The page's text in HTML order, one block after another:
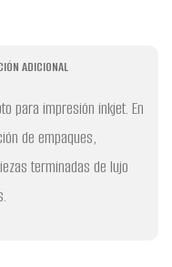
ADICIONAL
para impresión inkjet. En
de empaques,
terminadas de lujo